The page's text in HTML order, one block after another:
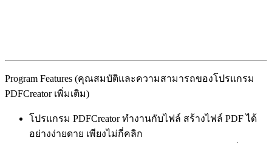
Program Features (คุณสมบัติและความสามารถของโปรแกรม
PDFCreator เพิ่มเติม)
โปรแกรม PDFCreator ทำงานกับไฟล์ สร้างไฟล์ PDF ได้
อย่างง่ายดาย เพียงไม่กี่คลิก